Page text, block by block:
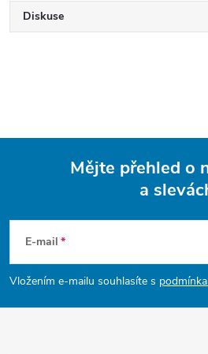
Diskuse
p
a
Mějte přehled o
a
E-mail
Vložením e-mailu souhlasíte s